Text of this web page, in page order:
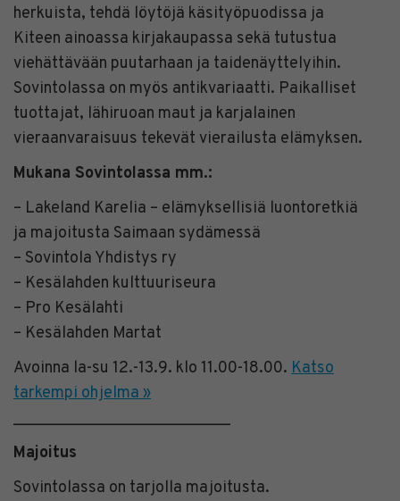
herkuista, tehdä löytöjä käsityöpuodissa ja
Kiteen ainoassa kirjakaupassa sekä tutustua
viehättävään puutarhaan ja taidenäyttelyihin.
Sovintolassa on myös antikvariaatti. Paikalliset
tuottajat, lähiruoan maut ja karjalainen
vieraanvaraisuus tekevät vierailusta elämyksen.
Mukana Sovintolassa mm.:
– Lakeland Karelia – elämyksellisiä luontoretkiä
ja majoitusta Saimaan sydämessä
– Sovintola Yhdistys ry
– Kesälahden kulttuuriseura
– Pro Kesälahti
– Kesälahden Martat
Avoinna la-su 12.-13.9. klo 11.00-18.00. Katso
tarkempi ohjelma »
___________________________
Majoitus
Sovintolassa on tarjolla majoitusta.